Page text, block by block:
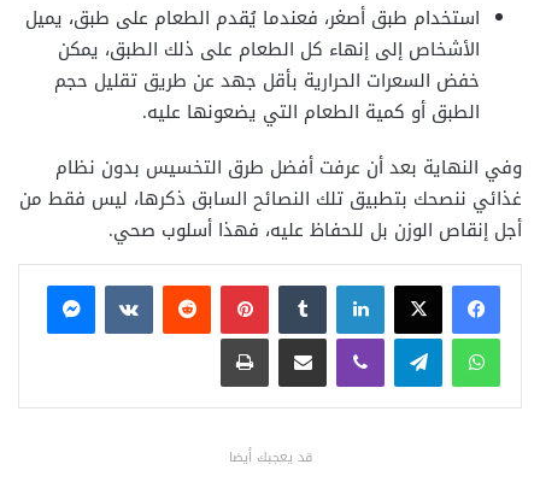
استخدام طبق أصغر، فعندما يُقدم الطعام على طبق، يميل
الأشخاص إلى إنهاء كل الطعام على ذلك الطبق، يمكن
خفض السعرات الحرارية بأقل جهد عن طريق تقليل حجم
الطبق أو كمية الطعام التي يضعونها عليه.
وفي النهاية بعد أن عرفت أفضل طرق التخسيس بدون نظام
غذائي ننصحك بتطبيق تلك النصائح السابق ذكرها، ليس فقط من
أجل إنقاص الوزن بل للحفاظ عليه، فهذا أسلوب صحي.
فيسبوكX لينكدإن بينتيريست
ماسنجر
واتساب تيلقرام ڤايبر مشاركة عبر البريد طباعة
قد يعجبك أيضا